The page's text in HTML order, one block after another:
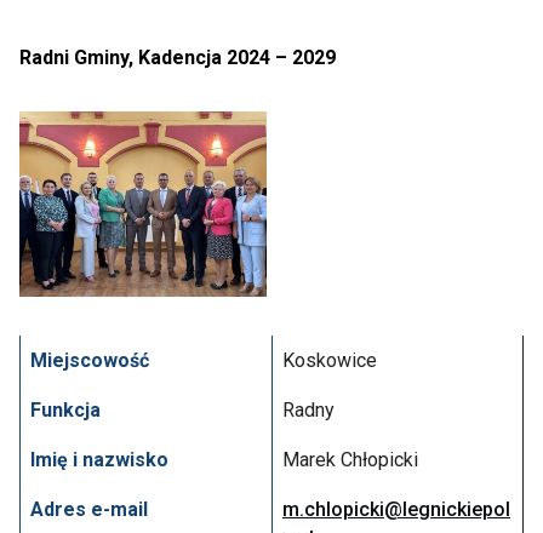
Radni Gminy, Kadencja 2024 – 2029
pełnym
Miejscowość Koskowice
Funkcja Radny
Imię i nazwisko Marek Chłopicki
Adres e-mail
m.chlopicki@legnickiepol